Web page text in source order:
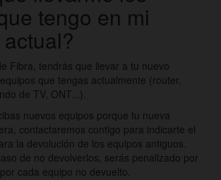
tengo en mi
Fibra, tendrás que llevar a tu nuevo
que tengas actualmente (router,
de TV, ONT...).
nuevos equipos porque tu nueva
contactaremos contigo para indicarte el
la devolución de los equipos antiguos.
de no devolverlos, serás penalizado por
cada equipo no devuelto.